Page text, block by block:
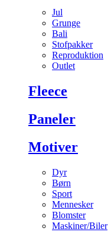
Jul
Grunge
Bali
Stofpakker
Reproduktion
Outlet
Fleece
Paneler
Motiver
Dyr
Børn
Sport
Mennesker
Blomster
Maskiner/Biler